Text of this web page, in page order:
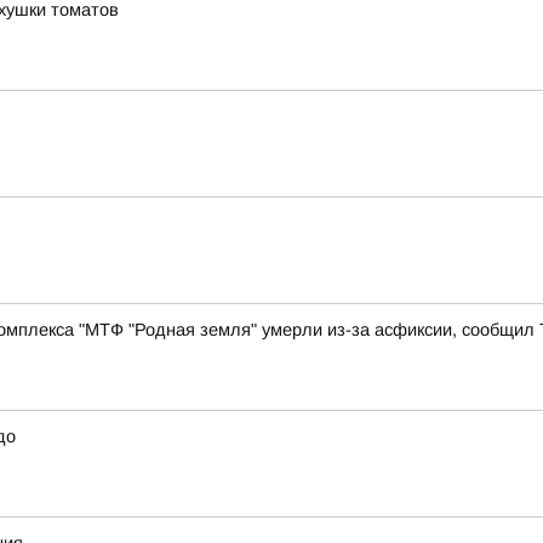
томатов
"МТФ "Родная земля" умерли из-за асфиксии,